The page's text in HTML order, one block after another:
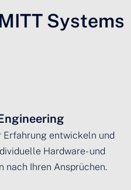
Systems
entwickeln und
Hardware- und
nach Ihren Ansprüchen.